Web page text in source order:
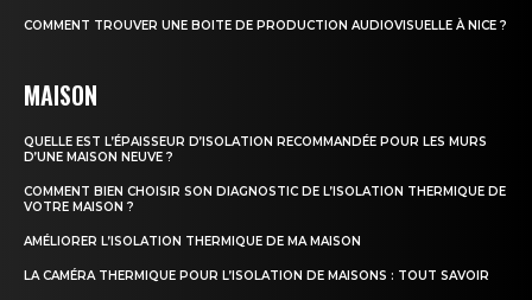
COMMENT TROUVER UNE BOITE DE PRODUCTION AUDIOVISUELLE À NICE ?
MAISON
QUELLE EST L’ÉPAISSEUR D’ISOLATION RECOMMANDÉE POUR LES MURS
D’UNE MAISON NEUVE ?
COMMENT BIEN CHOISIR SON DIAGNOSTIC DE L’ISOLATION THERMIQUE DE
VOTRE MAISON ?
AMÉLIORER L’ISOLATION THERMIQUE DE MA MAISON
LA CAMÉRA THERMIQUE POUR L’ISOLATION DE MAISONS : TOUT SAVOIR